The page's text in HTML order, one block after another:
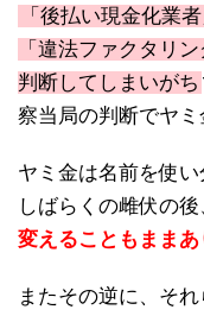
「後払い現金化業
「違法ファクタリ
判断してしまいがち
察当局の判断でヤミ
ヤミ金は名前を使い
しばらくの雌伏の後
変えることもままあ
またその逆に、そ